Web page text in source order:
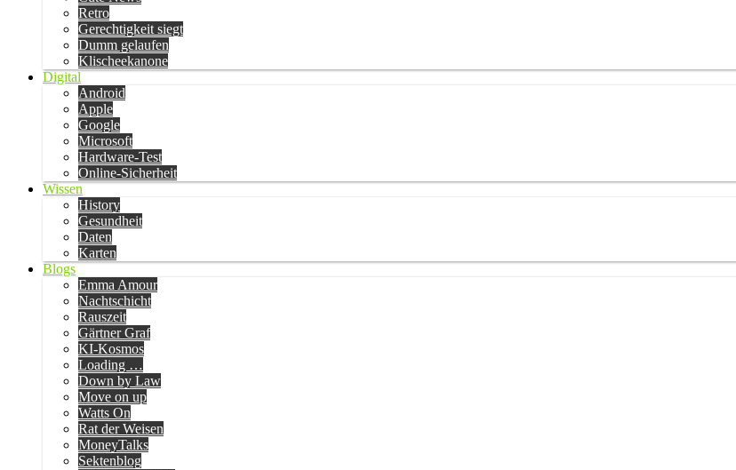
Retro
Gerechtigkeit siegt
Dumm gelaufen
Klischeekanone
Digital
Android
Apple
Google
Microsoft
Hardware-Test
Online-Sicherheit
Wissen
History
Gesundheit
Daten
Karten
Blogs
Emma Amour
Nachtschicht
Rauszeit
Gärtner Graf
KI-Kosmos
Loading …
Down by Law
Move on up
Watts On
Rat der Weisen
MoneyTalks
Sektenblog